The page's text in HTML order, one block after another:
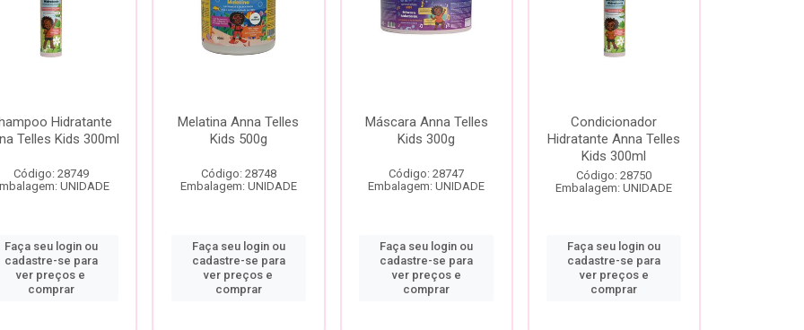
Hidratante
Telles Kids 300ml
Código: 28749
UNIDADE
Faça seu login ou
cadastre-se para
ver preços e
comprar
Melatina Anna Telles
Kids 500g
Código: 28748
Embalagem: UNIDADE
Faça seu login ou
cadastre-se para
ver preços e
comprar
Máscara Anna Telles
Kids 300g
Código: 28747
Embalagem: UNIDADE
Faça seu login ou
cadastre-se para
ver preços e
comprar
Condicionador
Hidratante Anna Telles
Kids 300ml
Código: 28750
Embalagem: UNIDADE
Faça seu login ou
cadastre-se para
ver preços e
comprar